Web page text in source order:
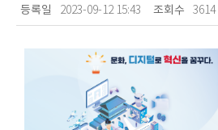
등록일 2023-09-12 15:43 조회수 3614